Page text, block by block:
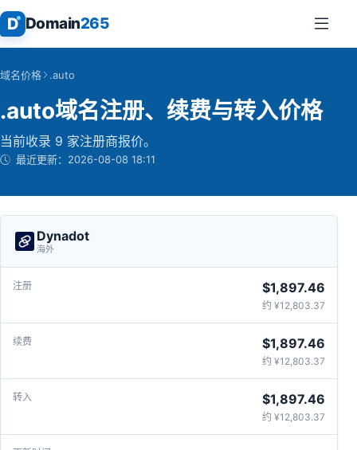
D Domain265
域名价格 .auto
.auto域名注册、续费与转入价格
当前收录 9 家注册商报价。
最近更新： 2026-08-08 18:11
Dynadot
海外
$1,897.46
约 ¥12,803.37
$1,897.46
约 ¥12,803.37
$1,897.46
约 ¥12,803.37